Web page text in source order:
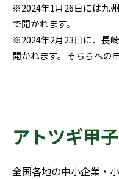
※2024年1月26日には九
で開かれます。
※2024年2月23日に、長
開かれます。そちらへの
アトツギ甲
全国各地の中小企業・